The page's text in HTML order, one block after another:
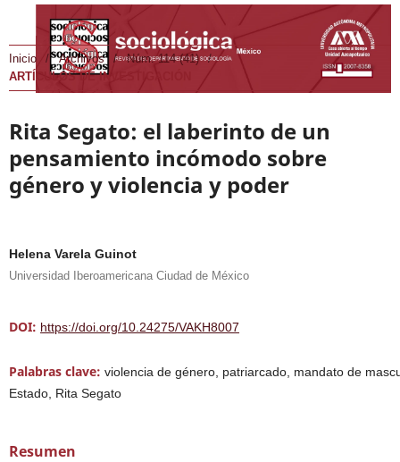
Inicio / Archivos / Núm. 114 (41)
/
ARTÍCULOS DE INVESTIGACIÓN
Rita Segato: el laberinto de un
pensamiento incómodo sobre
género y violencia y poder
Helena Varela Guinot
Universidad Iberoamericana Ciudad de México
DOI: https://doi.org/10.24275/VAKH8007
Palabras clave: violencia de género, patriarcado, mandato de
Estado, Rita Segato
Resumen